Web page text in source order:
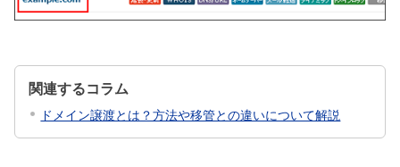
関連するコラム
ドメイン譲渡とは？方法や移管との違いについて解説